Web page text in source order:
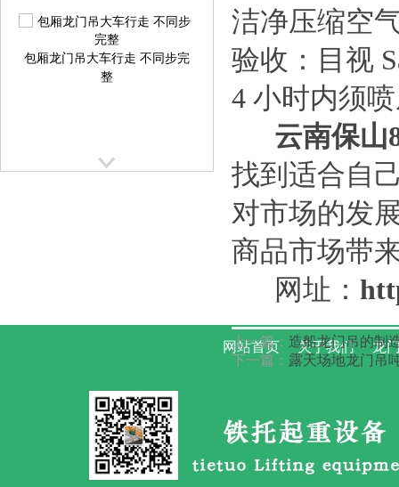
包厢龙门吊大车行走 不同步完
整
路桥龙门吊大车啃轨 的4步调整
方
洁净压缩空
验收：目视
4 小时内须
云南保山
找到适合自
对市场的发
商品市场带
网址：
上一篇： 造船龙门吊的制
下一篇： 露天场地龙门吊
网站首页 关于我们 龙